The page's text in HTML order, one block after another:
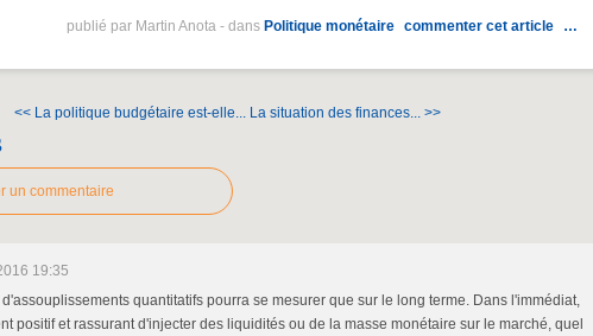
publié par Martin Anota - dans Politique monétaire commenter cet article …
<< La politique budgétaire est-elle... La situation des finances... >>
un commentaire
19:35
d'assouplissements quantitatifs pourra se mesurer que sur le long terme. Dans l'immédiat,
positif et rassurant d'injecter des liquidités ou de la masse monétaire sur le marché, quel